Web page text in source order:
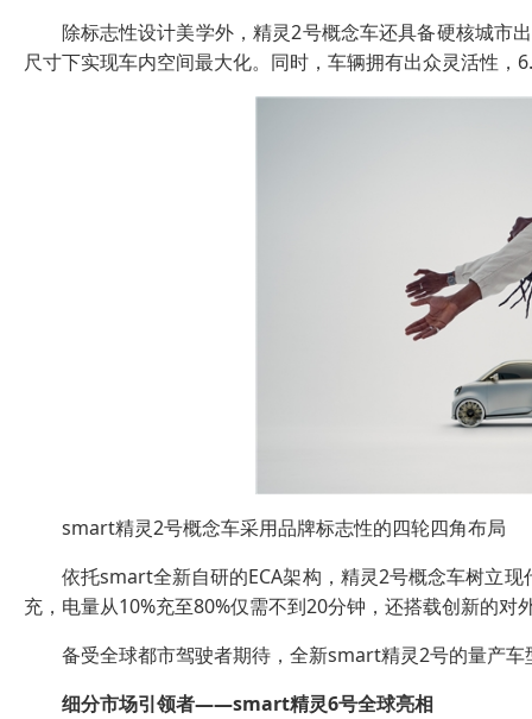
除标志性设计美学外，精灵2号概念车还具备硬核城市
尺寸下实现车内空间最大化。同时，车辆拥有出众灵活性，
smart精灵2号概念车采用品牌标志性的四轮四角布局
依托smart全新自研的ECA架构，精灵2号概念车树立
充，电量从10%充至80%仅需不到20分钟，还搭载创新的
备受全球都市驾驶者期待，全新smart精灵2号的量产
细分市场引领者——smart精灵6号全球亮相